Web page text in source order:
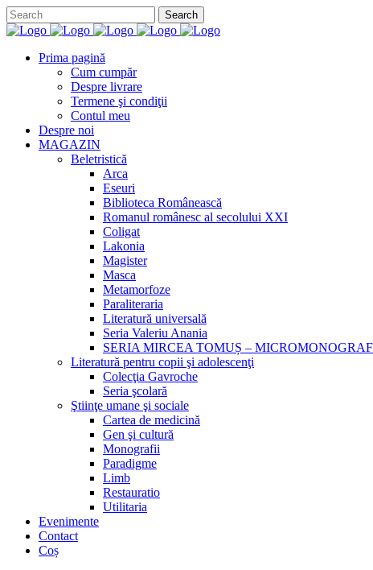
Prima pagină
Cum cumpăr
Despre livrare
Termene şi condiţii
Contul meu
Despre noi
MAGAZIN
Beletristică
Arca
Eseuri
Biblioteca Românească
Romanul românesc al secolului XXI
Coligat
Lakonia
Magister
Masca
Metamorfoze
Paraliteraria
Literatură universală
Seria Valeriu Anania
SERIA MIRCEA TOMUȘ –
Literatură pentru copii şi adolescenţi
Colecţia Gavroche
Seria şcolară
Ştiinţe umane şi sociale
Cartea de medicină
Gen şi cultură
Monografii
Paradigme
Limb
Restauratio
Utilitaria
Evenimente
Contact
Coș